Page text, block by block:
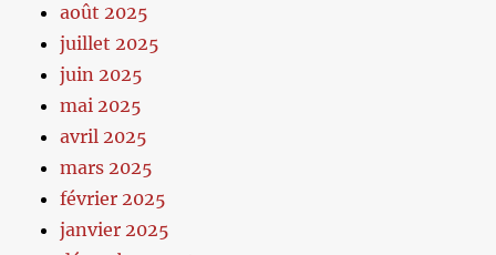
août 2025
juillet 2025
juin 2025
mai 2025
avril 2025
mars 2025
février 2025
janvier 2025